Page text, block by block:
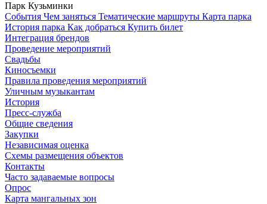
Парк Кузьминки
Cобытия Чем заняться Тематические маршруты Карта парка
История парка Как добраться Купить билет
Интеграция брендов
Проведение мероприятий
Свадьбы
Киносъемки
Правила проведения мероприятий
Уличным музыкантам
История
Пресс-служба
Общие сведения
Закупки
Независимая оценка
Схемы размещения объектов
Контакты
Часто задаваемые вопросы
Опрос
Карта мангальных зон